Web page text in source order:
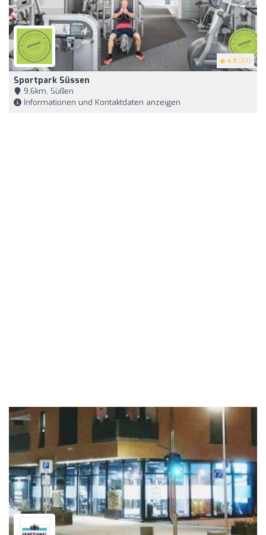
4.9 (83)
Sportpark Süssen
9,6km, Süßen
Informationen und Kontaktdaten anzeigen